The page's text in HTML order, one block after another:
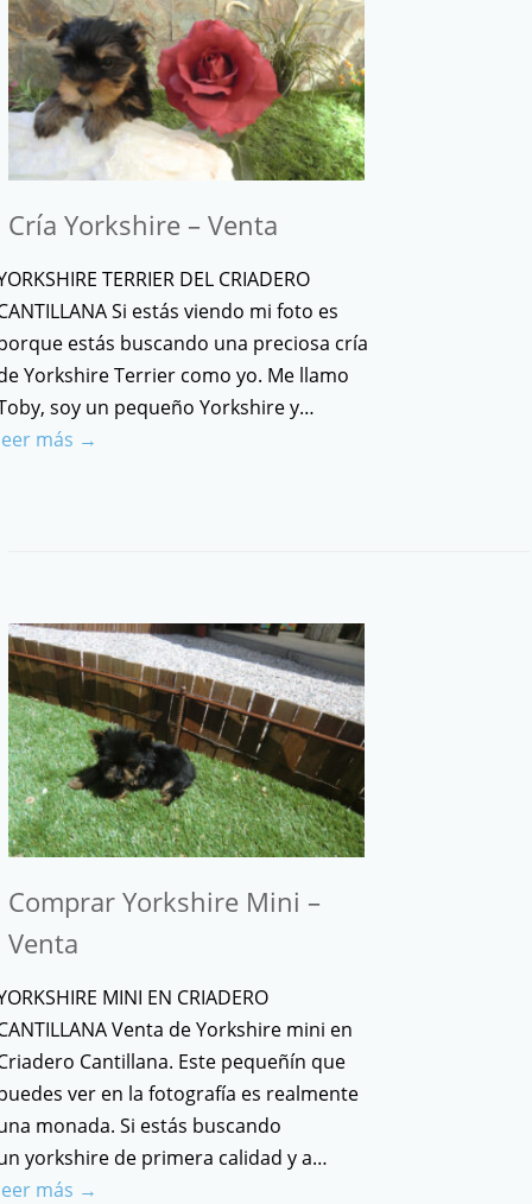
Cría Yorkshire – Venta
TERRIER DEL CRIADERO
Si estás viendo mi foto es
estás buscando una preciosa cría
Yorkshire Terrier como yo. Me llamo
soy un pequeño Yorkshire y…
más →
Comprar Yorkshire Mini –
Venta
MINI EN CRIADERO
Venta de Yorkshire mini en
Cantillana. Este pequeñín que
ver en la fotografía es realmente
monada. Si estás buscando
yorkshire de primera calidad y a…
más →